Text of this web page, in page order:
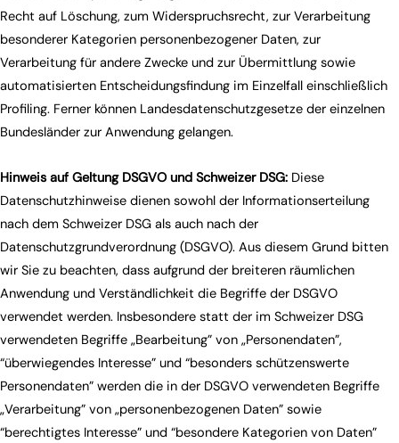
Recht auf Löschung, zum Widerspruchsrecht, zur Verarbeitung
besonderer Kategorien personenbezogener Daten, zur
Verarbeitung für andere Zwecke und zur Übermittlung sowie
automatisierten Entscheidungsfindung im Einzelfall einschließlich
Profiling. Ferner können Landesdatenschutzgesetze der einzelnen
Bundesländer zur Anwendung gelangen.
Hinweis auf Geltung DSGVO und Schweizer DSG: Diese
Datenschutzhinweise dienen sowohl der Informationserteilung
nach dem Schweizer DSG als auch nach der
Datenschutzgrundverordnung (DSGVO). Aus diesem Grund bitten
wir Sie zu beachten, dass aufgrund der breiteren räumlichen
Anwendung und Verständlichkeit die Begriffe der DSGVO
verwendet werden. Insbesondere statt der im Schweizer DSG
verwendeten Begriffe „Bearbeitung” von „Personendaten”,
“überwiegendes Interesse” und “besonders schützenswerte
Personendaten” werden die in der DSGVO verwendeten Begriffe
„Verarbeitung” von „personenbezogenen Daten” sowie
“berechtigtes Interesse” und “besondere Kategorien von Daten”